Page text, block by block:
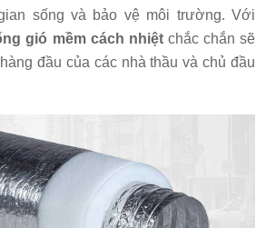
sống và bảo vệ môi trường. Với
gió mềm cách nhiệt chắc chắn sẽ
đầu của các nhà thầu và chủ đầu